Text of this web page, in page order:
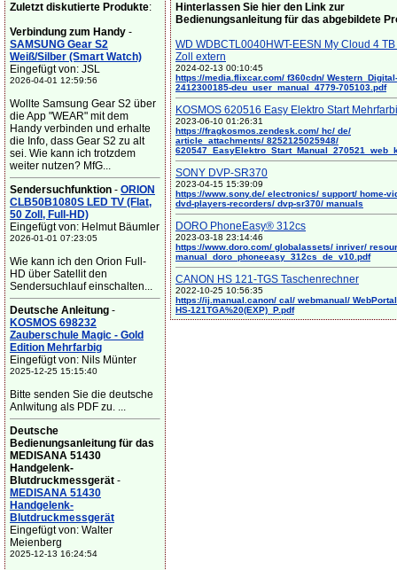
Zuletzt diskutierte Produkte:
Verbindung zum Handy -
SAMSUNG Gear S2
Weiß/Silber (Smart Watch)
Eingefügt von: JSL
2026-04-01 12:59:56
Wollte Samsung Gear S2 über
die App "WEAR" mit dem
Handy verbinden und erhalte
die Info, dass Gear S2 zu alt
sei. Wie kann ich trotzdem
weiter nutzen? MfG...
Sendersuchfunktion - ORION
CLB50B1080S LED TV (Flat,
50 Zoll, Full-HD)
Eingefügt von: Helmut Bäumler
2026-01-01 07:23:05
Wie kann ich den Orion Full-
HD über Satellit den
Sendersuchlauf einschalten...
Deutsche Anleitung -
KOSMOS 698232
Zauberschule Magic - Gold
Edition Mehrfarbig
Eingefügt von: Nils Münter
2025-12-25 15:15:40
Bitte senden Sie die deutsche
Anlwitung als PDF zu. ...
Deutsche
Bedienungsanleitung für das
MEDISANA 51430
Handgelenk-
Blutdruckmessgerät -
MEDISANA 51430
Handgelenk-
Blutdruckmessgerät
Eingefügt von: Walter
Meienberg
2025-12-13 16:24:54
Hinterlassen Sie hier den Link zur
Bedienungsanleitung für das abgebildete
WD WDBCTL0040HWT-EESN My Cloud 4
Zoll extern
2024-02-13 00:10:45
https://media.flixcar.com/ f360cdn/ Western_Digital-
2412300185-deu_user_manual_4779-705103.pdf
KOSMOS 620516 Easy Elektro Start
2023-06-10 01:26:31
https://fragkosmos.zendesk.com/ hc/ de/
article_attachments/ 8252125025948/
SONY DVP-SR370
2023-04-15 15:39:09
https://www.sony.de/ electronics/ support/ home-
dvd-players-recorders/ dvp-sr370/ manuals
DORO PhoneEasy® 312cs
2023-03-18 23:14:46
https://www.doro.com/ globalassets/ inriver/
manual_doro_phoneeasy_312cs_de_v10.pdf
CANON HS 121-TGS Taschenrechner
2022-10-25 10:56:35
https://ij.manual.canon/ cal/ webmanual/
HS-121TGA%20(EXP)_P.pdf